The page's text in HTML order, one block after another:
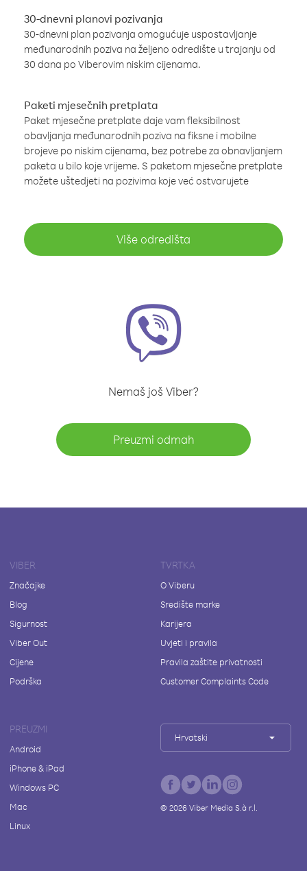
30-dnevni planovi pozivanja
30-dnevni plan pozivanja omogućuje uspostavljanje
međunarodnih poziva na željeno odredište u trajanju od
30 dana po Viberovim niskim cijenama.
Paketi mjesečnih pretplata
Paket mjesečne pretplate daje vam fleksibilnost
obavljanja međunarodnih poziva na fiksne i mobilne
brojeve po niskim cijenama, bez potrebe za obnavljanjem
paketa u bilo koje vrijeme. S paketom mjesečne pretplate
možete uštedjeti na pozivima koje već ostvarujete
Više odredišta
Nemaš još Viber?
Preuzmi odmah
VIBER
Značajke
Blog
Sigurnost
Viber Out
Cijene
Podrška
TVRTKA
O Viberu
Središte marke
Karijera
Uvjeti i pravila
Pravila zaštite privatnosti
Customer Complaints Code
PREUZMI
Android
iPhone & iPad
Windows PC
Mac
Linux
Hrvatski
© 2026Viber Media S.à r.l.